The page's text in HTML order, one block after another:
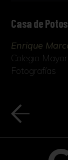
Casa de
Enrique
Colegio
Fotografías